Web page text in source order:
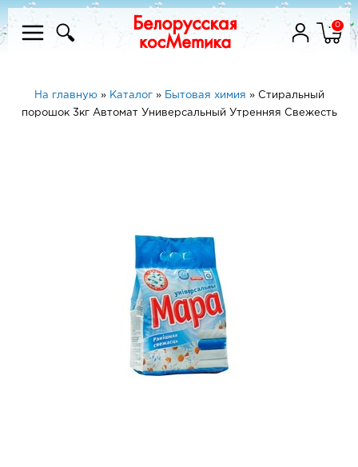
0
На главную» Каталог» Бытовая химия » Стиральный
порошок 3кг Автомат Универсальный Утренняя Свежесть